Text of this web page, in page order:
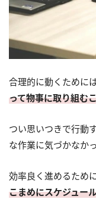
合理的に動くためには
って物事に取り組む
つい思いつきで行動
な作業に気づかなか
効率良く進めるために
こまめにスケジュー